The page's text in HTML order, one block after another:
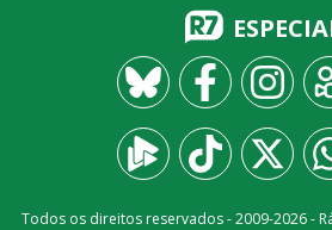
Todos os direitos reservados - 2009-2026-